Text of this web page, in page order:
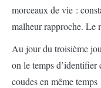
morceaux de vie :
malheur rapproche. Le
Au jour du troisième
on le temps d’identifier
coudes en même